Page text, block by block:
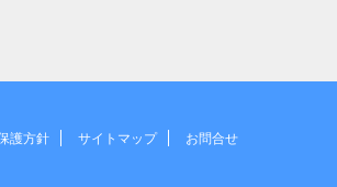
護方針 サイトマップ お問合せ